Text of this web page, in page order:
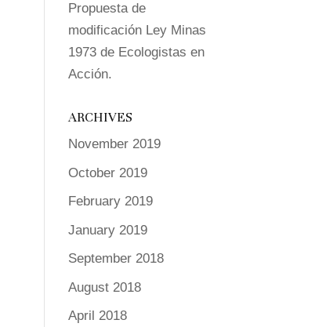
Propuesta de
modificación Ley Minas
1973 de Ecologistas en
Acción.
ARCHIVES
November 2019
October 2019
February 2019
January 2019
September 2018
August 2018
April 2018